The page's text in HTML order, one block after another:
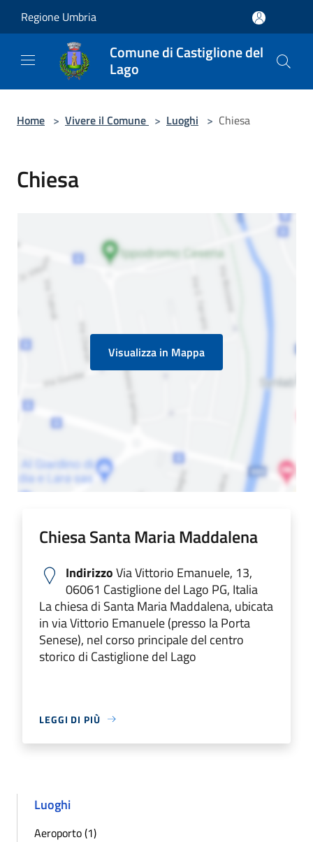
Regione Umbria
Comune di Castiglione del
Lago
Home > Vivere il Comune > Luoghi > Chiesa
Chiesa
Visualizza in Mappa
Chiesa Santa Maria Maddalena
IndirizzoVia Vittorio Emanuele, 13,
06061 Castiglione del Lago PG, Italia
La chiesa di Santa Maria Maddalena, ubicata
in via Vittorio Emanuele (presso la Porta
Senese), nel corso principale del centro
storico di Castiglione del Lago
LEGGI DI PIÙ
Luoghi
Aeroporto (1)